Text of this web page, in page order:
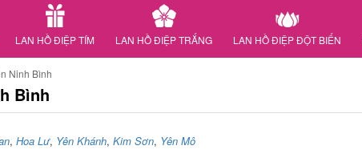
LAN HỒ ĐIỆP TÍM LAN HỒ ĐIỆP TRẮNG LAN HỒ ĐIỆP ĐỘT BIẾN
Ninh Bình
Bình
, Hoa Lư, Yên Khánh, Kim Sơn, Yên Mô